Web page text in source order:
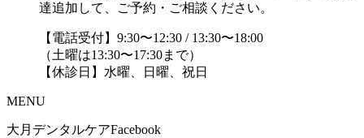
達追加して、ご予約・ご相談ください。
【電話受付】9:30〜12:30 / 13:30〜18:00
（土曜は13:30〜17:30まで）
【休診日】水曜、日曜、祝日
MENU
大月デンタルケアFacebook